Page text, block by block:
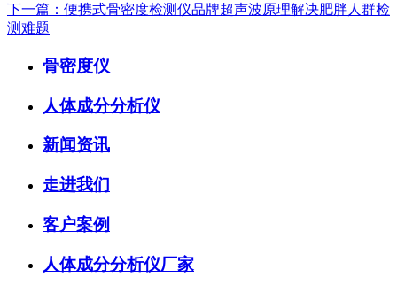
下一篇：便携式骨密度检测仪品牌超声波原理解决肥胖人群检
测难题
骨密度仪
人体成分分析仪
新闻资讯
走进我们
客户案例
人体成分分析仪厂家